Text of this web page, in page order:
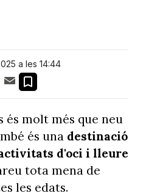
a les 14:44
Facebook
Email
és molt més que neu
és una destinació
d'oci i lleure
tota mena de
les edats.